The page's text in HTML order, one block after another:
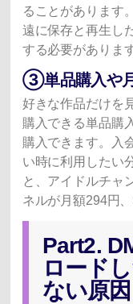
ることがあります
遠に保存と再生し
する必要があります
③単品購入や
好きな作品だけを
購入できる単品購
購入できます。入
い時に利用したい
と、アイドルチャ
ネルが月額294円
Part2.
ロード
ない原因